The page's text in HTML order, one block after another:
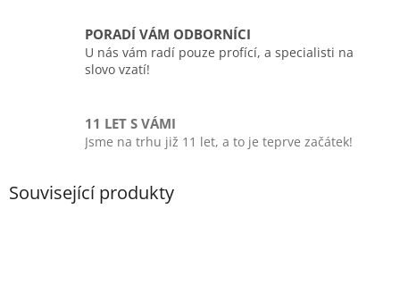
PORADÍ VÁM ODBORNÍCI
U nás vám radí pouze profící, a specialisti na
slovo vzatí!
11 LET S VÁMI
Jsme na trhu již 11 let, a to je teprve začátek!
Související produkty